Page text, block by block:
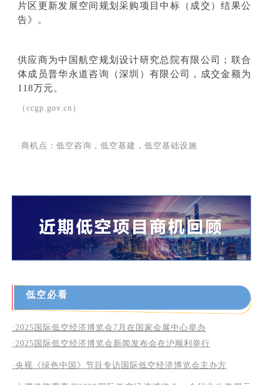
片区更新发展空间规划采购项目中标（成交）结果公
告》。
供应商为中国航空规划设计研究总院有限公司；联合
体成员普华永道咨询（深圳）有限公司，成交金额为
118万元。
（ccgp.gov.cn）
·商机点：低空咨询，低空基建，低空基础设施
低空必看
·2025国际低空经济博览会7月在国家会展中心举办
·2025 国际低空经济博览会新闻发布会在沪顺利举行
·央视《绿色中国》节目专访国际低空经济博览会主办方